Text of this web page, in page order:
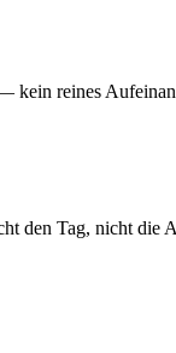
kein reines
den Tag, nicht die